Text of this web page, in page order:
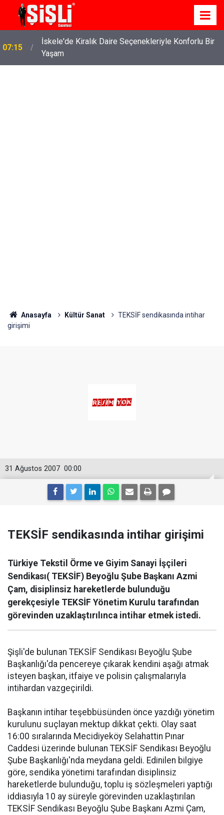
07:15
İskele'de Kiralık Daire Seçenekleriyle Konforlu Bir
Yaşam
Anasayfa Kültür Sanat
TEKSİF sendikasında intihar
girişimi
00:00
31 Ağustos 2007
TEKSİF sendikasında intihar girişimi
Türkiye Tekstil Örme ve Giyim Sanayi İşçileri
Sendikası( TEKSİF) Beyoğlu Şube Başkanı Azmi
Çam, disiplinsiz hareketlerde bulunduğu
gerekçesiyle TEKSİF Yönetim Kurulu tarafından
görevinden uzaklaştırılınca intihar etmek istedi.
Şişli'de bulunan TEKSİF Sendikası Beyoğlu Şube
Başkanlığı'da pencereye çıkarak kendini aşağı atmak
isteyen başkan, itfaiye ve polisin çalışmalarıyla
intihardan vazgeçirildi.
Başkanın intihar teşebbüsünden önce yazdığı yönetim
kurulunu suçlayan mektup dikkat çekti. Olay saat
16:00 sıralarında Mecidiyeköy Selahattin Pınar
Caddesi üzerinde bulunan TEKSİF Sendikası Beyoğlu
Şube Başkanlığı'nda meydana geldi. Edinilen bilgiye
göre, sendika yönetimi tarafından disiplinsiz
hareketlerde bulunduğu, toplu iş sözleşmeleri yaptığı
iddiasıyla 10 ay süreyle görevinden uzaklaştırılan
TEKSİF Sendikası Beyoğlu Şube Başkanı Azmi Çam,